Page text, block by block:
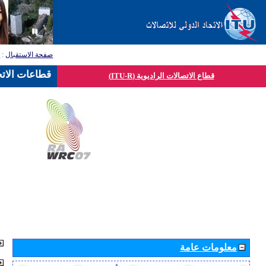
صفحة الاستقبال:
قطاع الاتصالات الراديوية (ITU-R)
معلومات عامة
قطاعات